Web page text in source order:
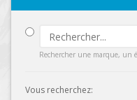
Rechercher une marque, un
Vous recherchez: